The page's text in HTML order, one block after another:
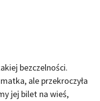
bezczelności.
ale przekroczyła
jej bilet na wieś,